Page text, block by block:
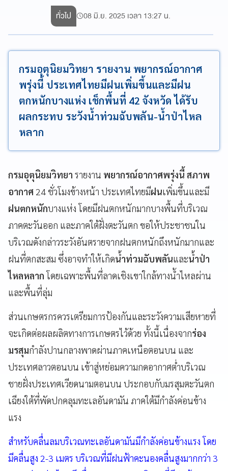
ทั่วไป 08 มิ.ย. 2025 เวลา 13:27 น.
กรมอุตุนิยมวิทยา รายงาน พยากรณ์อากาศ
พรุ่งนี้ ประเทศไทยมีฝนเพิ่มขึ้นและมีฝน
ตกหนักบางแห่ง เช็กพื้นที่ 42 จังหวัด ได้รับ
ผลกระทบ ระวังน้ำท่วมฉับพลัน-น้ำป่าไหล
หลาก
กรมอุตุนิยมวิทยา รายงาน พยากรณ์อากาศพรุ่งนี้ สภาพ
อากาศ 24 ชั่วโมงข้างหน้า ประเทศไทยมีฝนเพิ่มขึ้นและมี
ฝนตกหนักบางแห่ง โดยมีฝนตกหนักมากบางพื้นที่บริเวณ
ภาคตะวันออก และภาคใต้ฝั่งตะวันตก ขอให้ประชาชนใน
บริเวณดังกล่าวระวังอันตรายจากฝนตกหนักถึงหนักมากและ
ฝนที่ตกสะสม ซึ่งอาจทำให้เกิดน้ำท่วมฉับพลันและน้ำป่า
ไหลหลากโดยเฉพาะพื้นที่ลาดเชิงเขาใกล้ทางน้ำไหลผ่าน
และพื้นที่ลุ่ม
ส่วนเกษตรกรควรเตรียมการป้องกันและระวังความเสียหายที่
จะเกิดต่อผลผลิตทางการเกษตรไว้ด้วย ทั้งนี้เนื่องจากร่อง
มรสุมกำลังปานกลางพาดผ่านภาคเหนือตอนบน และ
ประเทศลาวตอนบน เข้าสู่หย่อมความกดอากาศต่ำบริเวณ
ชายฝั่งประเทศเวียดนามตอนบน ประกอบกับมรสุมตะวันตก
เฉียงใต้ที่พัดปกคลุมทะเลอันดามัน ภาคใต้มีกำลังค่อนข้าง
แรง
สำหรับคลื่นลมบริเวณทะเลอันดามันมีกำลังค่อนข้างแรง โดย
มีคลื่นสูง 2-3 เมตร บริเวณที่มีฝนฟ้าคะนองคลื่นสูงมากกว่า 3